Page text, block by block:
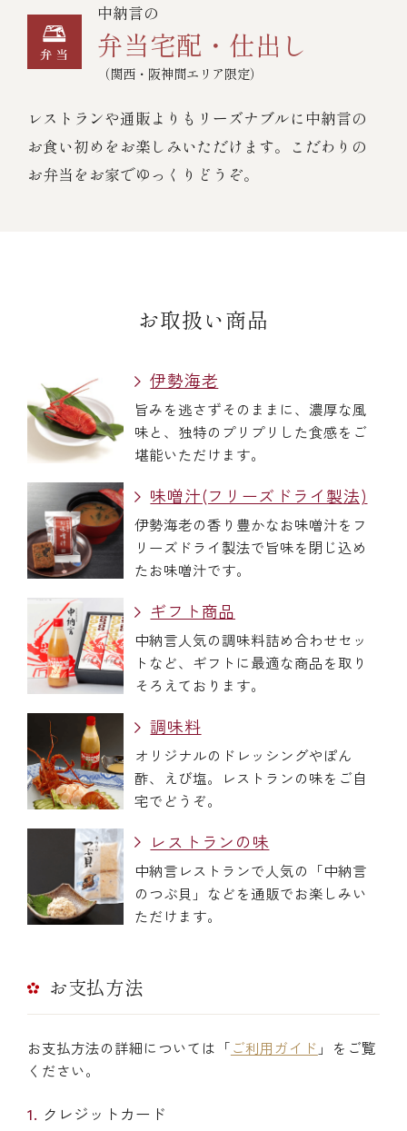
中納言の
弁当宅配・仕出し
（関西・阪神間エリア限定）
レストランや通販よりもリーズナブルに中納言の
お食い初めをお楽しみいただけます。こだわりの
お弁当をお家でゆっくりどうぞ。
お取扱い商品
伊勢海老
旨みを逃さずそのままに、濃厚な風
味と、独特のプリプリした食感をご
堪能いただけます。
味噌汁(フリーズドライ製法)
伊勢海老の香り豊かなお味噌汁をフ
リーズドライ製法で旨味を閉じ込め
たお味噌汁です。
ギフト商品
中納言人気の調味料詰め合わせセッ
トなど、ギフトに最適な商品を取り
そろえております。
調味料
オリジナルのドレッシングやぽん
酢、えび塩。レストランの味をご自
宅でどうぞ。
レストランの味
中納言レストランで人気の「中納言
のつぶ貝」などを通販でお楽しみい
ただけます。
お支払方法
お支払方法の詳細については「ご利用ガイド 」をご覧
ください。
クレジットカード